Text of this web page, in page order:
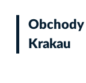
Obchody
Krakau